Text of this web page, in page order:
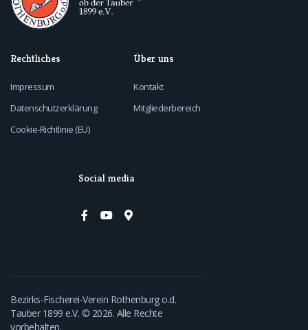
Rechtliches
Impressum
Datenschutzerklärung
Cookie-Richtlinie (EU)
Über uns
Kontakt
Mitgliederbereich
Social media
Bezirks-Fischerei-Verein Rothenburg o.d.
Tauber 1899 e.V.​ © 2026. Alle Rechte
vorbehalten.